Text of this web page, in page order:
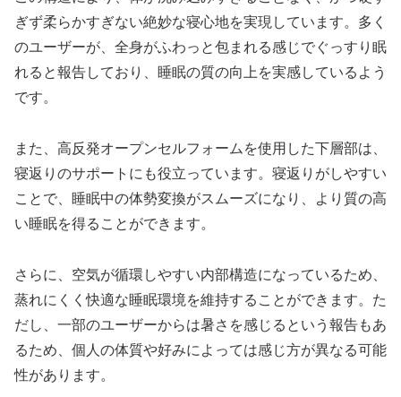
ぎず柔らかすぎない絶妙な寝心地を実現しています。多く
のユーザーが、全身がふわっと包まれる感じでぐっすり眠
れると報告しており、睡眠の質の向上を実感しているよう
です。
また、高反発オープンセルフォームを使用した下層部は、
寝返りのサポートにも役立っています。寝返りがしやすい
ことで、睡眠中の体勢変換がスムーズになり、より質の高
い睡眠を得ることができます。
さらに、空気が循環しやすい内部構造になっているため、
蒸れにくく快適な睡眠環境を維持することができます。た
だし、一部のユーザーからは暑さを感じるという報告もあ
るため、個人の体質や好みによっては感じ方が異なる可能
性があります。